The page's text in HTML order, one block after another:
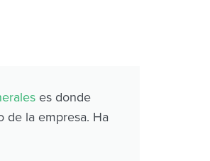
es donde
de la empresa. Ha